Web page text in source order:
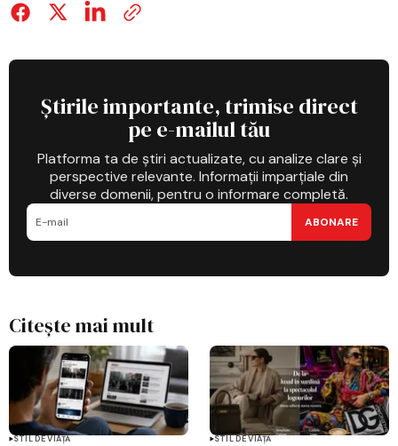
Știrile importante, trimise direct
pe e-mailul tău
Platforma ta de știri actualizate, cu analize clare și
perspective relevante. Informații imparțiale din
diverse domenii, pentru o informare completă.
ABONARE
Citește mai mult
STIL DE VIAȚĂ STIL DE VIAȚĂ